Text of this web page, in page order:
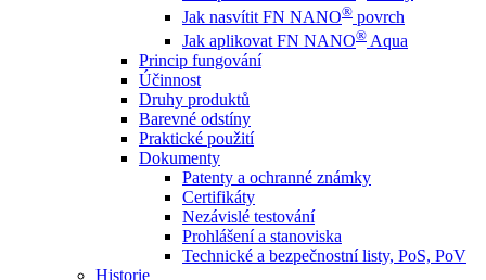
Jak nasvítit FN NANO® povrch
Jak aplikovat FN NANO® Aqua
Princip fungování
Účinnost
Druhy produktů
Barevné odstíny
Praktické použití
Dokumenty
Patenty a ochranné známky
Certifikáty
Nezávislé testování
Prohlášení a stanoviska
Technické a bezpečnostní listy, PoS, PoV
Historie